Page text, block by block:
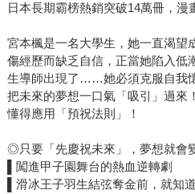
日本長期霸榜熱銷突破14萬冊，漫
宮本楓是一名大學生，她一直渴望
傷經歷而缺乏自信，正當她陷入低
生導師出現了……她必須克服自我
把未來的夢想一口氣「吸引」過
懂得應用「預祝法則」！
◎只要「先慶祝未來」，夢想就會
▌闖進甲子園舞台的熱血逆轉劇
▌滑冰王子羽生結弦奪金前，就知